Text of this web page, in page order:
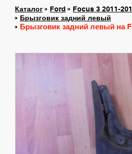
Каталог Ford Focus 3 2011-
Брызговик задний левый
Брызговик задний левый на